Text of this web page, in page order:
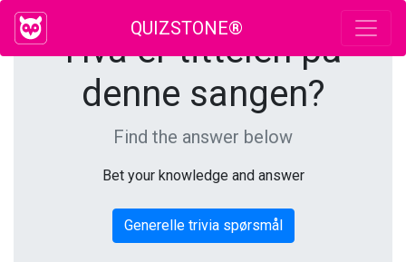
QUIZSTONE®
Hva er tittelen på
denne sangen?
Find the answer below
Bet your knowledge and answer
Generelle trivia spørsmål